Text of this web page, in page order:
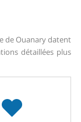
de Ouanary datent
détaillées plus